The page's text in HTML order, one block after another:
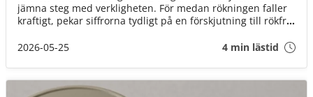
jämna steg med verkligheten. För medan rökningen faller
kraftigt, pekar siffrorna tydligt på en förskjutning till rökfria
mer försiktig med att dra slutsatser kring.
2026-05-25 4 min lästid